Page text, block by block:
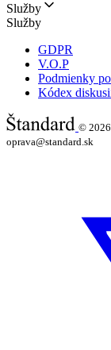
Služby
Služby
GDPR
V.O.P
Podmienky
Kódex
© 2026
oprava@standard.sk